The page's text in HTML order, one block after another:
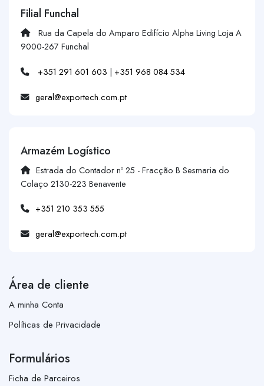
Filial Funchal
Rua da Capela do Amparo Edifício Alpha Living Loja A
9000-267 Funchal
+351 291 601 603 | +351 968 084 534
geral@exportech.com.pt
Armazém Logístico
Estrada do Contador nº 25 - Fracção B Sesmaria do
Colaço 2130-223 Benavente
+351 210 353 555
geral@exportech.com.pt
Área de cliente
A minha Conta
Políticas de Privacidade
Formulários
Ficha de Parceiros